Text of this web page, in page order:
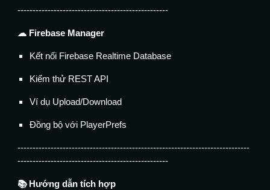
--------------------------------------------------
☁ Firebase Manager
Kết nối Firebase Realtime Database
Kiểm thử REST API
Ví dụ Upload/Download
Đồng bộ với PlayerPrefs
-----------------------------------------------------------------------------
--------------------------------------------------
📚 Hướng dẫn tích hợp